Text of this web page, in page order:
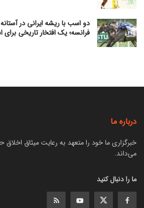
دو اسب با ریشه ایرانی در
فرانسه؛ یک افتخار تاریخی برای
درباره ما
خبرگزاری ما خود را متعهد به رعایت میثاق اخلاق
می‌داند.
ما را دنبال کنید